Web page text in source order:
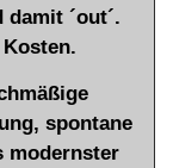
´out´.
spontane
modernster